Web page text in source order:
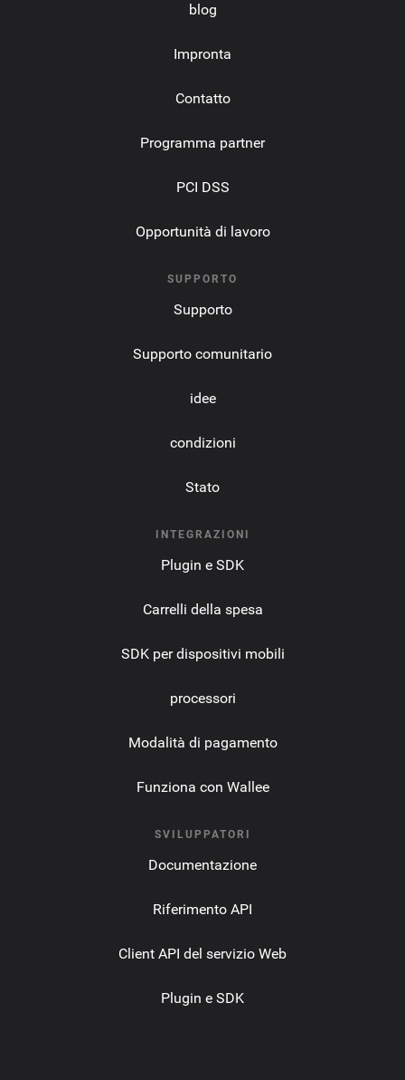
blog
Impronta
Contatto
Programma partner
PCI DSS
Opportunità di lavoro
SUPPORTO
Supporto
Supporto comunitario
idee
condizioni
Stato
INTEGRAZIONI
Plugin e SDK
Carrelli della spesa
SDK per dispositivi mobili
processori
Modalità di pagamento
Funziona con Wallee
SVILUPPATORI
Documentazione
Riferimento API
Client API del servizio Web
Plugin e SDK